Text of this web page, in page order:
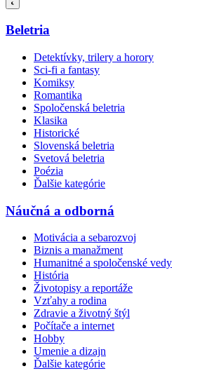
Beletria
Detektívky, trilery a horory
Sci-fi a fantasy
Komiksy
Romantika
Spoločenská beletria
Klasika
Historické
Slovenská beletria
Svetová beletria
Poézia
Ďalšie kategórie
Náučná a odborná
Motivácia a sebarozvoj
Biznis a manažment
Humanitné a spoločenské vedy
História
Životopisy a reportáže
Vzťahy a rodina
Zdravie a životný štýl
Počítače a internet
Hobby
Umenie a dizajn
Ďalšie kategórie